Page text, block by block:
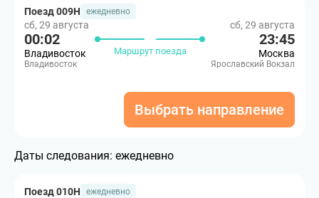
Поезд 009Н ежедневно
сб, 29 августа
00:02
Владивосток
Владивосток
Маршрут поезда
сб, 29 августа
23:45
Москва
Ярославский Вокзал
Выбрать направление
Даты следования: ежедневно
Поезд 010Н ежедневно